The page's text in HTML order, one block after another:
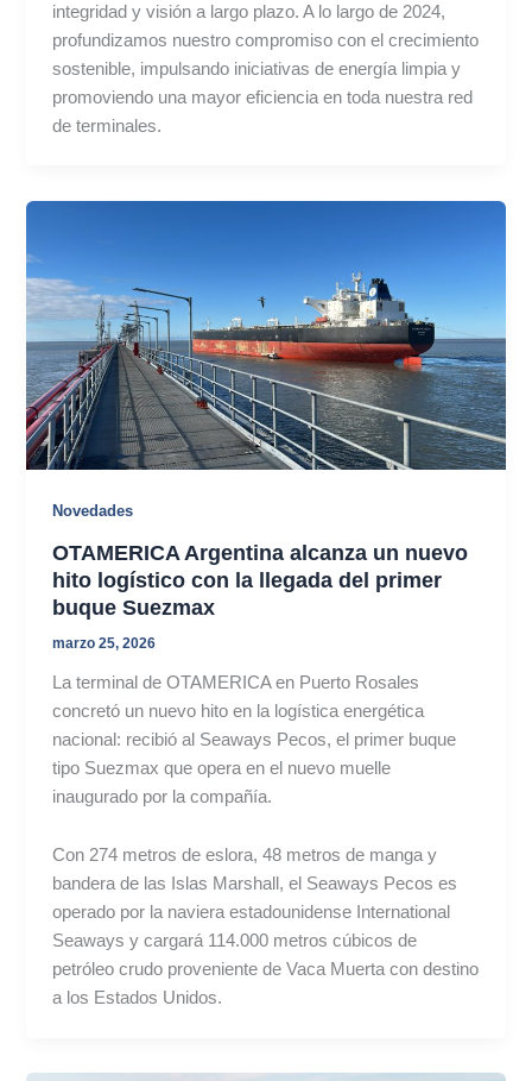
integridad y visión a largo plazo. A lo largo de 2024,
profundizamos nuestro compromiso con el crecimiento
sostenible, impulsando iniciativas de energía limpia y
promoviendo una mayor eficiencia en toda nuestra red
de terminales.
Novedades
OTAMERICA Argentina alcanza un nuevo
hito logístico con la llegada del primer
buque Suezmax
marzo 25, 2026
La terminal de OTAMERICA en Puerto Rosales
concretó un nuevo hito en la logística energética
nacional: recibió al Seaways Pecos, el primer buque
tipo Suezmax que opera en el nuevo muelle
inaugurado por la compañía.
Con 274 metros de eslora, 48 metros de manga y
bandera de las Islas Marshall, el Seaways Pecos es
operado por la naviera estadounidense International
Seaways y cargará 114.000 metros cúbicos de
petróleo crudo proveniente de Vaca Muerta con destino
a los Estados Unidos.